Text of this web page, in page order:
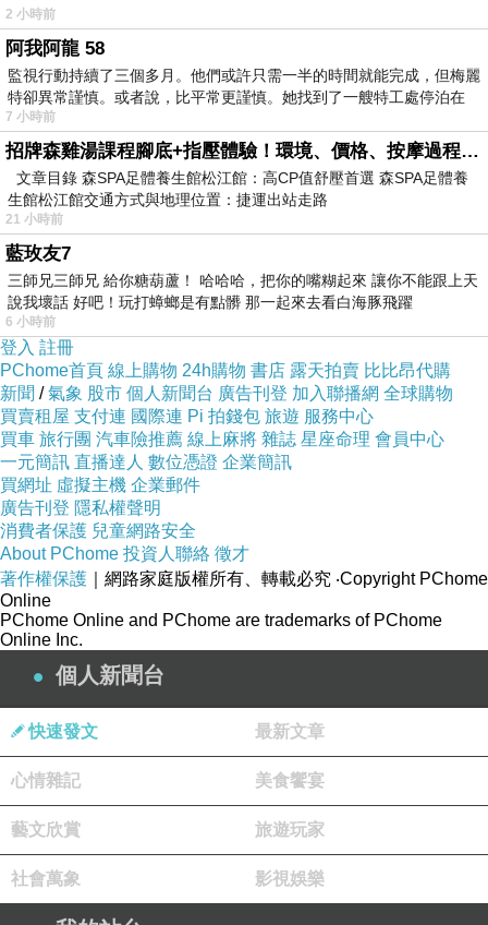
以色列選手上場
冰舞長曲美國選手
獲得金牌
影片
2 小時前
阿我阿龍 58
監視行動持續了三個多月。他們或許只需一半的時間就能完成，但梅麗
特卻異常謹慎。或者說，比平常更謹慎。她找到了一艘特工處停泊在
7 小時前
招牌森雞湯課程腳底+指壓體驗！環境、價格、按摩過程全紀錄，森SPA足體養生館松江館最新價格表
文章目錄 森SPA足體養生館松江館：高CP值舒壓首選 森SPA足體養
生館松江館交通方式與地理位置：捷運出站走路
21 小時前
藍玫友7
三師兄三師兄 給你糖葫蘆！ 哈哈哈，把你的嘴糊起來 讓你不能跟上天
說我壞話 好吧！玩打蟑螂是有點髒 那一起來去看白海豚飛躍
6 小時前
登入 註冊
PChome首頁 線上購物 24h購物 書店 露天拍賣 比比昂代購
新聞 /氣象 股市 個人新聞台 廣告刊登 加入聯播網 全球購物
買賣租屋 支付連 國際連 Pi 拍錢包 旅遊 服務中心
買車 旅行團 汽車險推薦 線上麻將 雜誌 星座命理 會員中心
一元簡訊 直播達人 數位憑證 企業簡訊
買網址 虛擬主機 企業郵件
廣告刊登 隱私權聲明
消費者保護 兒童網路安全
About PChome 投資人聯絡 徵才
著作權保護 ｜網路家庭版權所有、轉載必究 ‧Copyright PChome
Online
PChome Online and PChome are trademarks of PChome
Online Inc.
個人新聞台
快速發文 最新文章
心情雜記 美食饗宴
藝文欣賞 旅遊玩家
社會萬象 影視娛樂